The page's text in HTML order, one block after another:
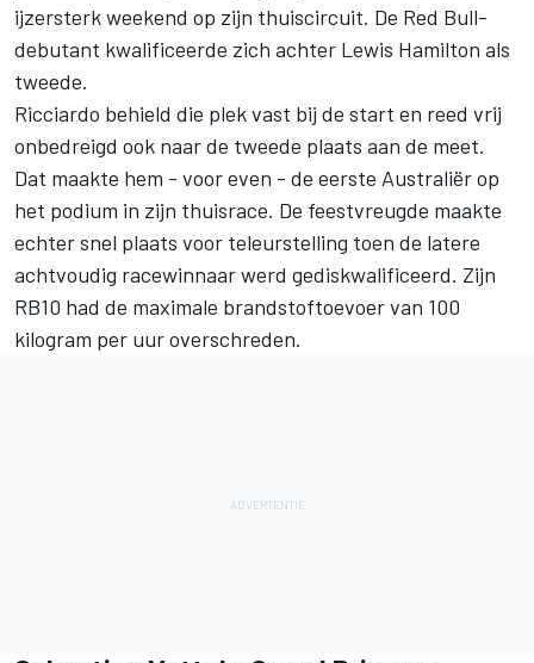
ijzersterk weekend op zijn thuiscircuit. De Red Bull-
debutant kwalificeerde zich achter Lewis Hamilton als
tweede.
Ricciardo behield die plek vast bij de start en reed vrij
onbedreigd ook naar de tweede plaats aan de meet.
Dat maakte hem - voor even - de eerste Australiër op
het podium in zijn thuisrace. De feestvreugde maakte
echter snel plaats voor teleurstelling toen de latere
achtvoudig racewinnaar werd gediskwalificeerd. Zijn
RB10 had de maximale brandstoftoevoer van 100
kilogram per uur overschreden.